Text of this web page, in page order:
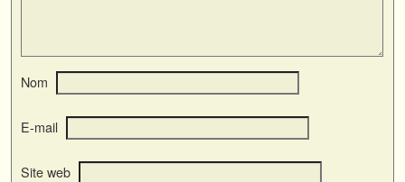
Nom
E-mail
Site web